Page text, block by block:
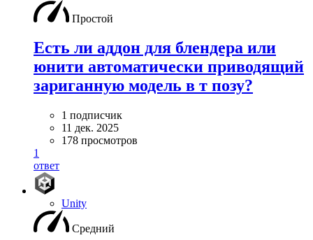
Простой
Есть ли аддон для блендера или
юнити автоматически приводящий
зариганную модель в т позу?
1 подписчик
11 дек. 2025
178 просмотров
1
ответ
Unity
Средний